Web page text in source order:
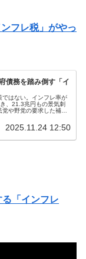
フレ税」がやっ
債務を踏み倒す「イ
ではない。インフレ率が
、21.3兆円もの景気刺
や野党の要求した補助
2025.11.24 12:50
「インフレ